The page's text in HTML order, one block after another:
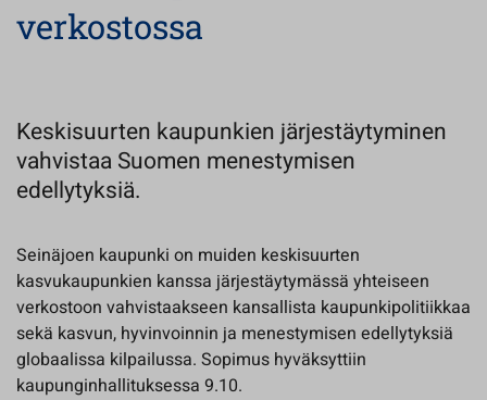
verkostossa
Keskisuurten kaupunkien järjestäytyminen
vahvistaa Suomen menestymisen
edellytyksiä.
Seinäjoen kaupunki on muiden keskisuurten
kasvukaupunkien kanssa järjestäytymässä yhteiseen
verkostoon vahvistaakseen kansallista kaupunkipolitiikkaa
sekä kasvun, hyvinvoinnin ja menestymisen edellytyksiä
globaalissa kilpailussa. Sopimus hyväksyttiin
kaupunginhallituksessa 9.10.